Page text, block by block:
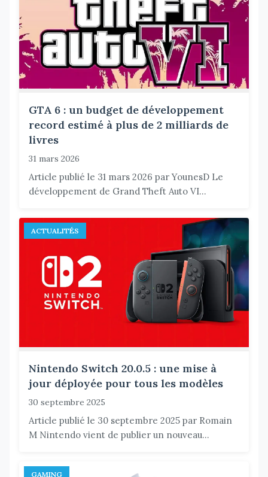
GTA 6 : un budget de développement
record estimé à plus de 2 milliards de
livres
31 mars 2026
Article publié le 31 mars 2026 par YounesD Le
développement de Grand Theft Auto VI...
ACTUALITÉS
Nintendo Switch 20.0.5 : une mise à
jour déployée pour tous les modèles
30 septembre 2025
Article publié le 30 septembre 2025 par Romain
M Nintendo vient de publier un nouveau...
GAMING